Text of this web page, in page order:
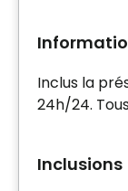
Inclus la
24h/24.
Inclusions